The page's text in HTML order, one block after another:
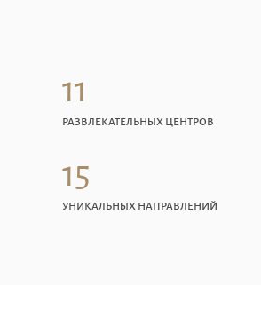
11
РАЗВЛЕКАТЕЛЬНЫХ ЦЕНТРОВ
15
УНИКАЛЬНЫХ НАПРАВЛЕНИЙ